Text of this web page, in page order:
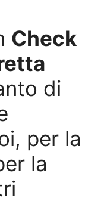
Check
di
per la
la